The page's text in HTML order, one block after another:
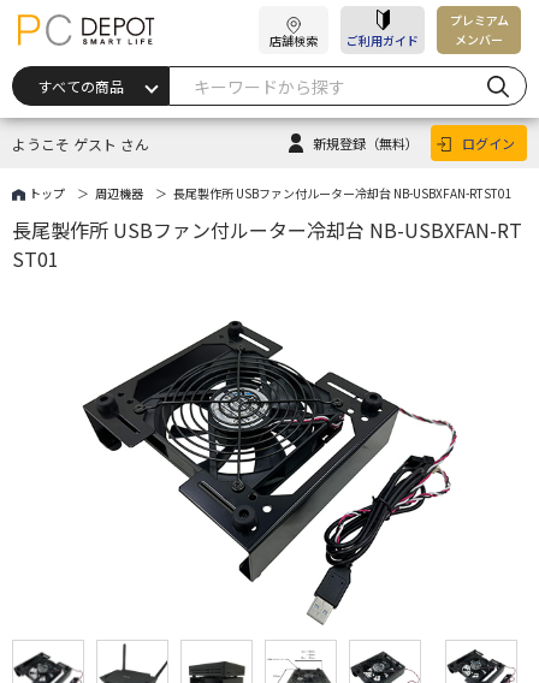
店舗検索 ご利用ガイド
プレミアム
メンバー
ようこそ ゲスト さん 新規登録 （無料） ログイン
トップ 周辺機器 長尾製作所 USBファン付ルーター冷却台 NB-USBXFAN-RTST01
長尾製作所 USBファン付ルーター冷却台 NB-USBXFAN-RT
ST01